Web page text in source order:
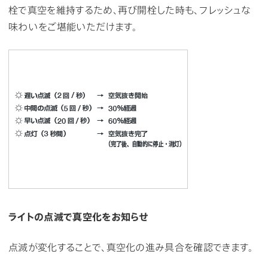
栓で真空を維持するため、再び開栓した時も、フレッシュな
味わいをご堪能いただけます。
ライトの点滅で真空化をお知らせ
点滅が変化することで、真空化の進み具合を確認できます。